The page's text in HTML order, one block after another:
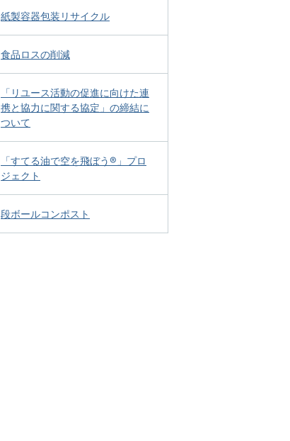
紙製容器包装リサイクル
食品ロスの削減
「リユース活動の促進に向けた連
携と協力に関する協定」の締結に
ついて
「すてる油で空を飛ぼう®」プロ
ジェクト
段ボールコンポスト